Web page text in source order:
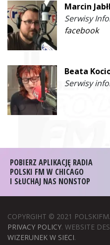
Marcin
Serwisy
facebook
Beata
Serwisy
POBIERZ APLIKACJĘ RADIA
POLSKI FM W CHICAGO
I SŁUCHAJ NAS NONSTOP
COPYRGIHT © 2021
PRIVACY POLICY. WEBSITE
WIZERUNEK W SIECI.